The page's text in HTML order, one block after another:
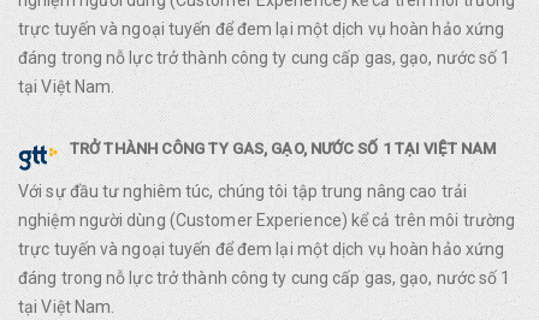
trực tuyến và ngoại tuyến để đem lại một dịch vụ hoàn hảo xứng
đáng trong nỗ lực trở thành công ty cung cấp gas, gạo, nước số 1
tại Việt Nam.
TRỞ THÀNH CÔNG TY GAS, GẠO, NƯỚC SỐ 1 TẠI VIỆT NAM
Với sự đầu tư nghiêm túc, chúng tôi tập trung nâng cao trải
nghiệm người dùng (Customer Experience) kể cả trên môi trường
trực tuyến và ngoại tuyến để đem lại một dịch vụ hoàn hảo xứng
đáng trong nỗ lực trở thành công ty cung cấp gas, gạo, nước số 1
tại Việt Nam.